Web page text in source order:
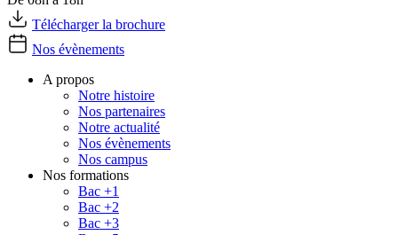
Télécharger la brochure
Nos évènements
A propos
Notre histoire
Nos partenaires
Notre actualité
Nos évènements
Nos campus
Nos formations
Bac +1
Bac +2
Bac +3